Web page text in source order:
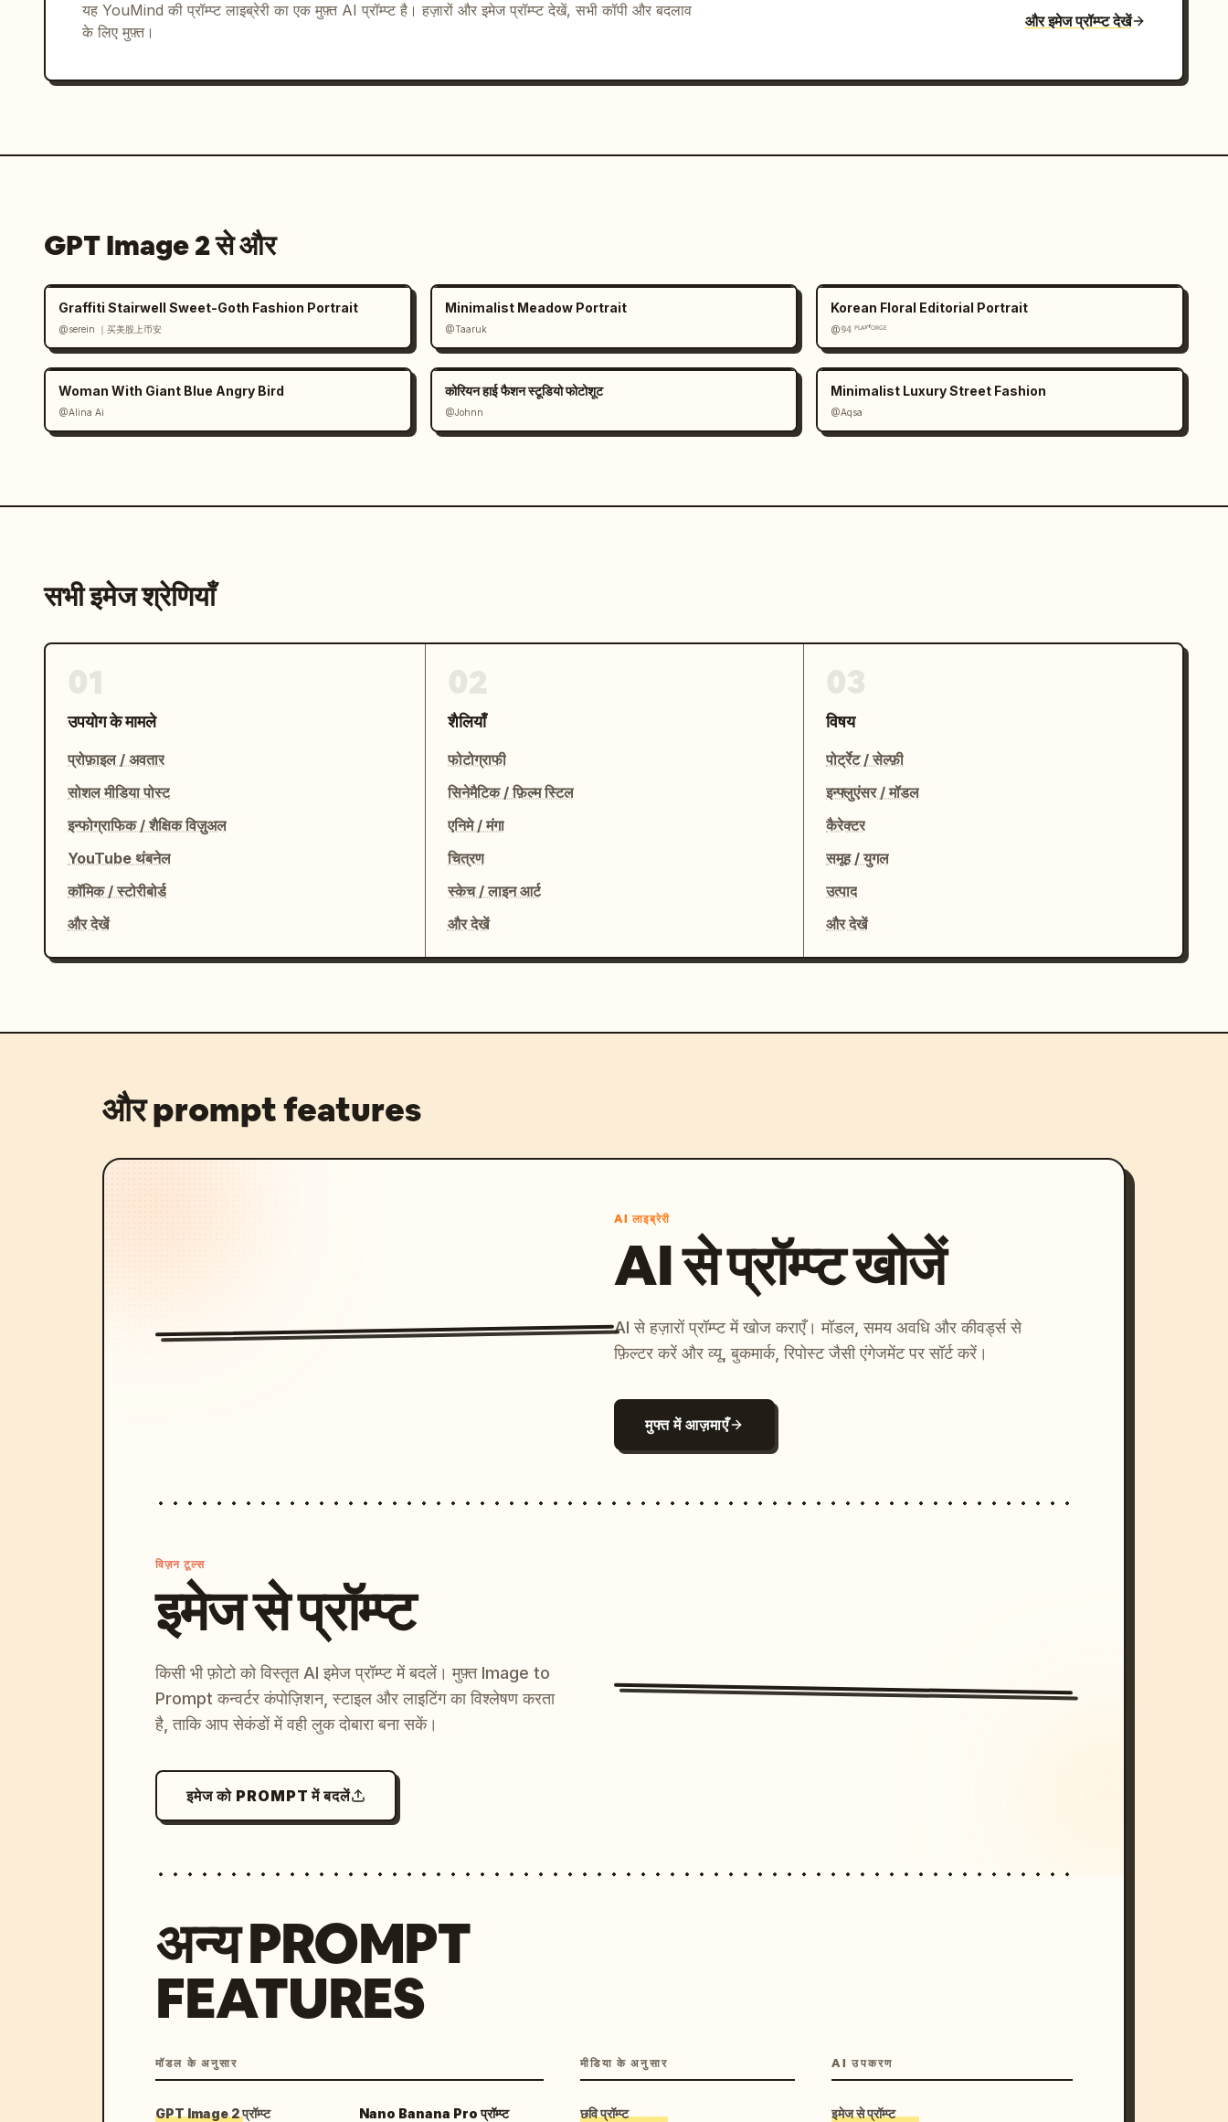
यह YouMind की प्रॉम्प्ट लाइब्रेरी का एक मुफ़्त AI प्रॉम्प्ट है। हज़ारों और इमेज प्रॉम्प्ट देखें, सभी कॉपी और बदलाव
के लिए मुफ़्त।
और इमेज प्रॉम्प्ट देखें
GPT Image 2 से और
Graffiti Stairwell Sweet-Goth Fashion Portrait
@serein ｜买美股上币安
Minimalist Meadow Portrait
@Taaruk
Korean Floral Editorial Portrait
@𝟡𝟜 ᴾᴸᴬʸᶠᴼᴿᴳᴱ
Woman With Giant Blue Angry Bird
@Alina Ai
कोरियन हाई फैशन स्टूडियो फोटोशूट
@Johnn
Minimalist Luxury Street Fashion
@Aqsa
सभी इमेज श्रेणियाँ
उपयोग के मामले
प्रोफ़ाइल / अवतार
सोशल मीडिया पोस्ट
इन्फोग्राफिक / शैक्षिक विज़ुअल
YouTube थंबनेल
कॉमिक / स्टोरीबोर्ड
और देखें
शैलियाँ
फोटोग्राफी
सिनेमैटिक / फ़िल्म स्टिल
एनिमे / मंगा
चित्रण
स्केच / लाइन आर्ट
और देखें
विषय
पोर्ट्रेट / सेल्फ़ी
इन्फ्लुएंसर / मॉडल
कैरेक्टर
समूह / युगल
उत्पाद
और देखें
और prompt features
AI लाइब्रेरी
AI से प्रॉम्प्ट खोजें
AI से हज़ारों प्रॉम्प्ट में खोज कराएँ। मॉडल, समय अवधि और कीवर्ड्स से
फ़िल्टर करें और व्यू, बुकमार्क, रिपोस्ट जैसी एंगेजमेंट पर सॉर्ट करें।
मुफ्त में आज़माएँ
विज़न टूल्स
इमेज से प्रॉम्प्ट
किसी भी फ़ोटो को विस्तृत AI इमेज प्रॉम्प्ट में बदलें। मुफ़्त Image to
Prompt कन्वर्टर कंपोज़िशन, स्टाइल और लाइटिंग का विश्लेषण करता
है, ताकि आप सेकंडों में वही लुक दोबारा बना सकें।
इमेज को PROMPT में बदलें
अन्य PROMPT
FEATURES
मॉडल के अनुसार
GPT Image 2 प्रॉम्प्ट Nano Banana Pro प्रॉम्प्ट
मीडिया के अनुसार
छवि प्रॉम्प्ट
AI उपकरण
इमेज से प्रॉम्प्ट